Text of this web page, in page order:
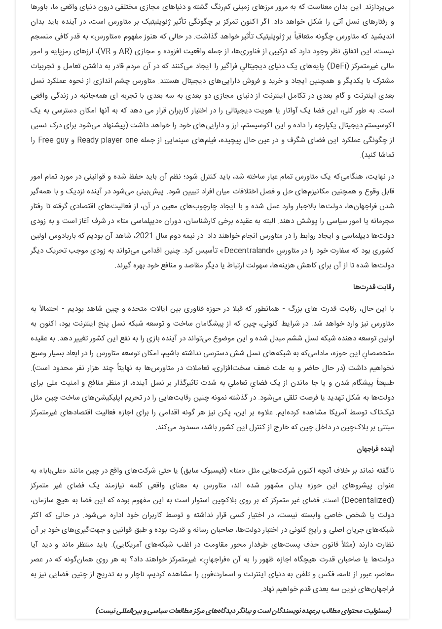
می‌پردازند. این بدان معناست که به مرور مرزهای زمینی کم‌رنگ گشته و دنیاهای مجازی مختلفی درون دنیای واقعی ما، باورها
و رفتارهای نسل آتی را شکل خواهد داد. اگر اکنون تمرکز بر چگونگی تأثیر ژئوپلیتیک بر متاورس است، در آینده باید بدان
اندیشید که متاورس چگونه متعاقباً بر ژئوپلیتیک تأثیر خواهد گذاشت. در حالی که هنوز مفهوم «متاورس» به قدر کافی منسجم
نیست، این اتفاق نظر وجود دارد که ترکیبی از فناوری‌ها، از جمله واقعیت افزوده و مجازی (AR و VR)، ارزهای رمزپایه و امور
مالی غیرمتمرکز (DeFi) پایه‌های یک دنیای دیجیتالیِ فراگیر را ایجاد می‌کنند که در آن مردم قادر به داشتن تعامل و تجربیات
مشترک با یکدیگر و همچنین ایجاد و خرید و فروش دارایی‌های دیجیتال هستند. متاورس چشم اندازی از نحوه عملکرد نسل
بعدی اینترنت و گام بعدی در تکامل اینترنت از دنیای مجازی دو بعدی به سه بعدی با تجربه ای همه‌جانبه در زندگی واقعی
است. به طور کلی، این فضا یک آواتار یا هویت دیجیتالی را در اختیار کاربران قرار می دهد که به آنها امکان دسترسی به یک
اکوسیستم دیجیتال یکپارچه را داده و این اکوسیستم، ارز و دارایی‌های خود را خواهد داشت (پیشنهاد می‌شود برای درک نسبی
از چگونگی عملکرد این فضای شگرف و در عین حال پیچیده، فیلم‌های سینمایی از جمله Ready player one و Free guy را
تماشا کنید).
در نهایت، هنگامی‌که یک متاورس تمام عیار ساخته شد، باید کنترل شود؛ نظم آن باید حفظ شده و قوانینی در مورد تمام امور
قابل وقوع و همچنین مکانیزم‌های حل و فصل اختلافات میان افراد تبیین شود. پیش‌بینی می‌شود در آینده نزدیک و با همه‌گیر
شدن فراجهان‌ها، دولت‌ها بالاجبار وارد عمل شده و با ایجاد چارچوب‌های معین در آن، از فعالیت‌های اقتصادی گرفته تا رفتار
مجرمانه یا امور سیاسی را پوشش دهند. البته به عقیده برخی کارشناسان، دوران «دیپلماسی متا» در شرف آغاز است و به زودی
دولت‌ها دیپلماسی و ایجاد روابط را در متاورس انجام خواهند داد. در نیمه دوم سال 2021، شاهد آن بودیم که باربادوس اولین
کشوری بود که سفارت خود را در متاورسِ «Decentraland» تأسیس کرد. چنین اقدامی می‌تواند به زودی موجب تحریک دیگر
دولت‌ها شده تا از آن برای کاهش هزینه‌ها، سهولت ارتباط یا دیگر مقاصد و منافع خود بهره گیرند.
رقابت قدرت‌ها
با این حال، رقابت قدرت های بزرگ - همانطور که قبلا در حوزه فناوری بین ایالات متحده و چین شاهد بودیم - احتمالاً به
متاورس نیز وارد خواهد شد. در شرایط کنونی، چین که از پیشگامان ساخت و توسعه شبکه نسل پنج اینترنت بود، اکنون به
اولین توسعه دهنده شبکه نسل ششم مبدل شده و این موضوع می‌تواند در آینده بازی را به نفع این کشور تغییر دهد. به عقیده
متخصصانِ این حوزه، مادامی‌که به شبکه‌های نسل شش دسترسی نداشته باشیم، امکان توسعه متاورس را در ابعاد بسیار وسیع
نخواهیم داشت (در حال حاضر و به علت ضعف سخت‌افزاری، تعاملات در متاورس‌ها به نهایتاً چند هزار نفر محدود است).
طبیعتاً پیشگام شدن و یا جا ماندن از یک فضایِ تعاملیِ به شدت تاثیرگذار بر نسل آینده، از منظر منافع و امنیت ملی برای
دولت‌ها به شکل تهدید یا فرصت تلقی می‌شود. در گذشته نمونه چنین رقابت‌هایی را در تحریم اپلیکیشن‌های ساخت چین مثل
تیک‌تاک توسط آمریکا مشاهده کرده‌ایم. علاوه بر این، پکن نیز هر گونه اقدامی را برای اجازه فعالیت اقتصادهای غیرمتمرکز
مبتنی بر بلاک‌چین در داخل چین که خارج از کنترل این کشور باشد، مسدود می‌کند.
آینده فراجهان
ناگفته نماند بر خلاف آنچه اکنون شرکت‌هایی مثل «متا» (فیسبوک سابق) یا حتی شرکت‌های واقع در چین مانند «علی‌بابا» به
عنوان پیشروهای این حوزه بدان مشهور شده اند، متاورس به معنای واقعی کلمه نیازمند یک فضای غیر متمرکز
(Decentalized) است. فضای غیر متمرکز که بر روی بلاکچین استوار است به این مفهوم بوده که این فضا به هیچ سازمان،
دولت یا شخص خاصی وابسته نیست، در اختیار کسی قرار نداشته و توسط کاربران خود اداره می‌شود. در حالی که اکثر
شبکه‌های جریان اصلی و رایج کنونی در اختیار دولت‌ها، صاحبان رسانه و قدرت بوده و طبق قوانین و جهت‌گیری‌های خود بر آن
نظارت دارند (مثلاً قانون حذف پست‌های طرفدار محور مقاومت در اغلب شبکه‌های آمریکایی). باید منتظر ماند و دید آیا
دولت‌ها یا صاحبان قدرت هیچگاه اجازه ظهور را به آن «فراجهانِ» غیرمتمرکز خواهند داد؟ به هر روی همان‌گونه که در عصر
معاصر، عبور از نامه، فکس و تلفن به دنیای اینترنت و اسمارت‌فون را مشاهده کردیم، ناچار و به تدریج از چنین فضایی نیز به
فراجهان‌های نوین سه بعدی قدم خواهیم نهاد.
(مسئولیت محتوای مطالب برعهده نویسندگان است و بیانگر دیدگاه‌های مرکز مطالعات سیاسی و بین‌المللی نیست)